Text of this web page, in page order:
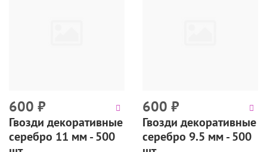
600 ₽
Гвозди декоративные
серебро 11 мм - 500
600 ₽
Гвозди декоративные
серебро 9.5 мм - 500